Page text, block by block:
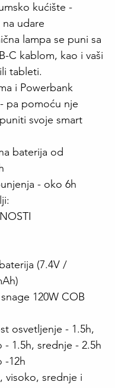
kućište -
udare
lampa se puni sa
C kablom, kao i vaši
tableti.
i Powerbank
pa pomoću nje
svoje smart
baterija od
- oko 6h
(7.4V /
120W COB
osvetljenje - 1.5h,
- 1.5h, srednje - 2.5h
-12h
visoko, srednje i